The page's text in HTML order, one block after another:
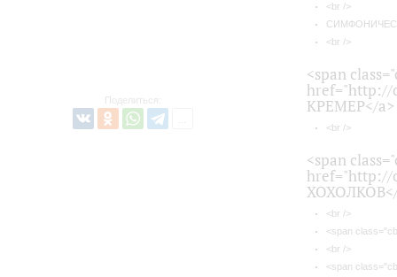
Поделиться:
<br />
<br />
<span
href="http://
КРЕМЕР</a>
<br />
<span
href="http://
ХОХОЛКОВ</
<br />
<span
<br />
<span